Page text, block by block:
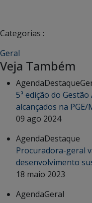
Categorias :
Geral
Veja Também
AgendaDestaque
5ª edição do
alcançados na PGE/
09 ago 2024
AgendaDestaque
Procuradora-geral
desenvolvimento
18 maio 2023
AgendaGeral